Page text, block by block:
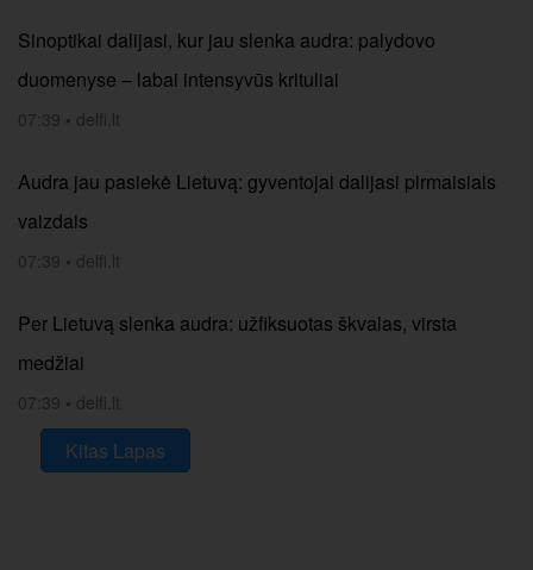
Sinoptikai dalijasi, kur jau slenka audra: palydovo
duomenyse – labai intensyvūs krituliai
07:39 • delfi.lt
Audra jau pasiekė Lietuvą: gyventojai dalijasi pirmaisiais
vaizdais
07:39 • delfi.lt
Per Lietuvą slenka audra: užfiksuotas škvalas, virsta
medžiai
07:39 • delfi.lt
Kitas Lapas